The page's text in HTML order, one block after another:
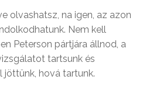
olvashatsz, na igen, az azon
Nem kell
Peterson pártjára állnod, a
tartsunk és
jöttünk, hová tartunk.